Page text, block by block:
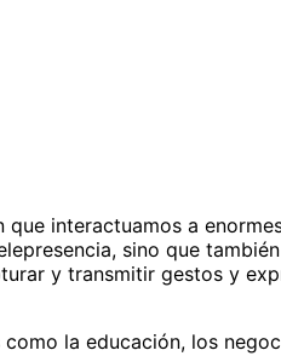
interactuamos a
sino que
y transmitir gestos y
la educación, los